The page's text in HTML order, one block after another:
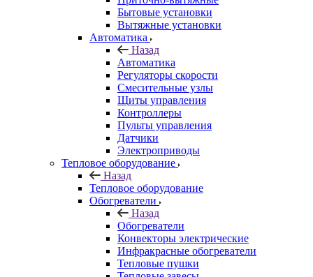
Бытовые установки
Вытяжные установки
Автоматика
Назад
Автоматика
Регуляторы скорости
Смесительные узлы
Щиты управления
Контроллеры
Пульты управления
Датчики
Электроприводы
Тепловое оборудование
Назад
Тепловое оборудование
Обогреватели
Назад
Обогреватели
Конвекторы электрические
Инфракрасные обогреватели
Тепловые пушки